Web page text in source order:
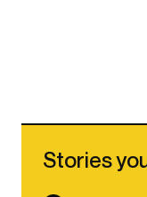
Stories